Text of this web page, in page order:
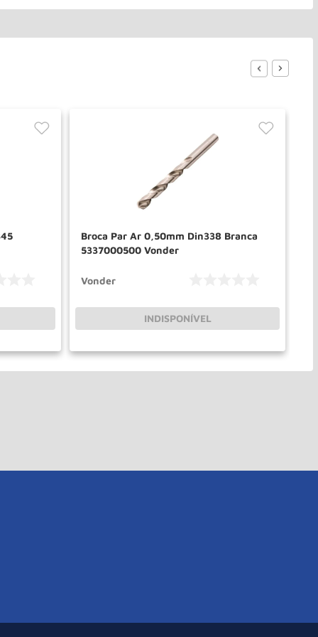
Broca Par Ar 0,50mm Din338 Branca
5337000500 Vonder
Vonder
INDISPONÍVEL